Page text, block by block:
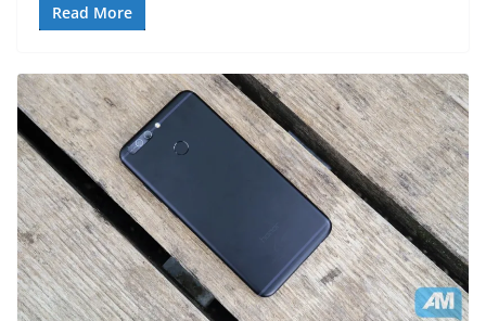
Read More